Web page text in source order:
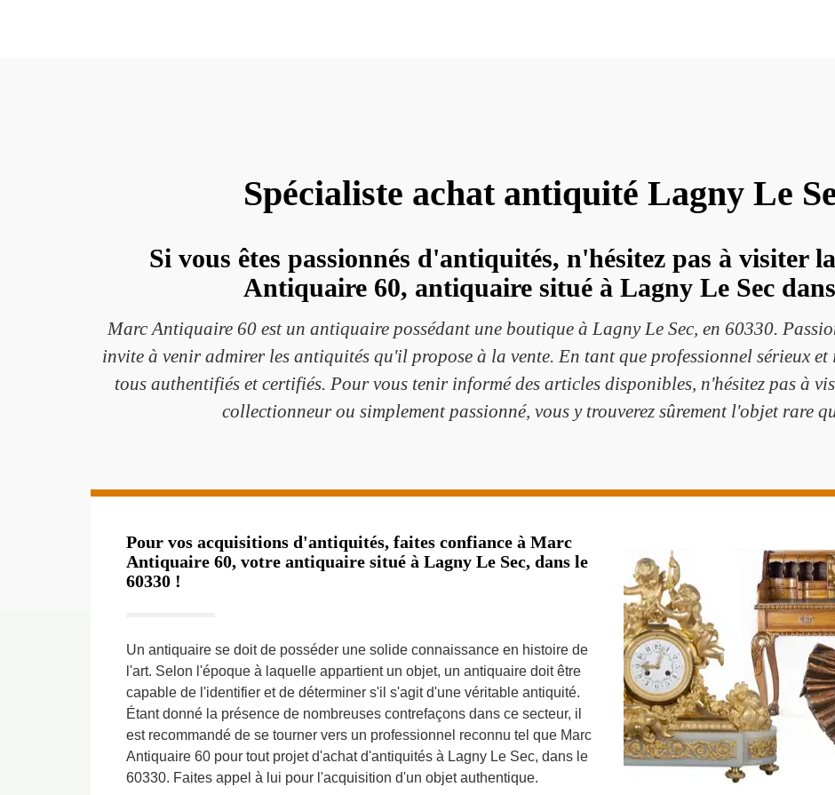
Spécialiste achat antiquité Lagny Le
Si vous êtes passionnés d'antiquités, n'hésitez pas à visiter
Antiquaire 60, antiquaire situé à Lagny Le Sec
Marc Antiquaire 60 est un antiquaire possédant une boutique à Lagny Le Sec, en 60330.
invite à venir admirer les antiquités qu'il propose à la vente. En tant que professionnel sérieux
tous authentifiés et certifiés. Pour vous tenir informé des articles disponibles, n'hésitez pas à
collectionneur ou simplement passionné, vous y trouverez sûrement l'objet rare
Pour vos acquisitions d'antiquités, faites confiance à Marc
Antiquaire 60, votre antiquaire situé à Lagny Le Sec, dans le
60330 !
Un antiquaire se doit de posséder une solide connaissance en histoire de
l'art. Selon l'époque à laquelle appartient un objet, un antiquaire doit être
capable de l'identifier et de déterminer s'il s'agit d'une véritable antiquité.
Étant donné la présence de nombreuses contrefaçons dans ce secteur, il
est recommandé de se tourner vers un professionnel reconnu tel que Marc
Antiquaire 60 pour tout projet d'achat d'antiquités à Lagny Le Sec, dans le
60330. Faites appel à lui pour l'acquisition d'un objet authentique.